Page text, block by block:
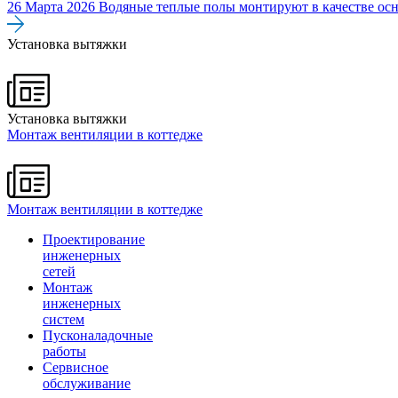
26 Марта 2026 Водяные теплые полы монтируют в качестве
Установка вытяжки
Установка вытяжки
Монтаж вентиляции в коттедже
Монтаж вентиляции в коттедже
Проектирование
инженерных
сетей
Монтаж
инженерных
систем
Пусконаладочные
работы
Сервисное
обслуживание